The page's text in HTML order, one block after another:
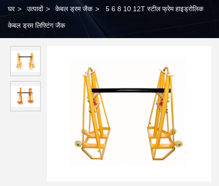
घर > उत्पादों > केबल ड्रम जैक > 5 6 8 10 12T स्टील फ्रेम हाइड्रोलिक
केबल ड्रम लिफ्टिंग जैक